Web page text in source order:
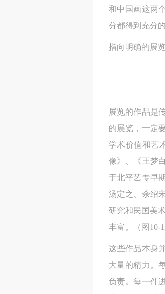
和中国画这两
分都得到充分
指向明确的展
展览的作品是
的展览，一定
学术价值和艺
像》、《王梦
于北平艺专早
汤定之、余绍
研究和民国美
丰富。（图10-
这些作品本身
大量的精力。
负责。每一件